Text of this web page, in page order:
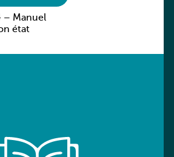
– Manuel
état